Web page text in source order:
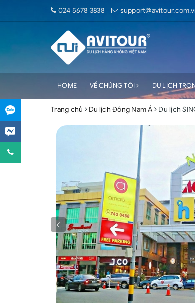
024 5678 3838
HOME VỀ CHÚNG TÔI DU LỊCH
Trang chủ Du lịch Đông Nam Á Du lịch